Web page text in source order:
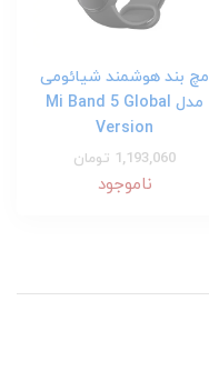
مچ بند هوشمند شیائومی
مدل Mi Band 5 Global
Version
1,193,060 تومان
ناموجود